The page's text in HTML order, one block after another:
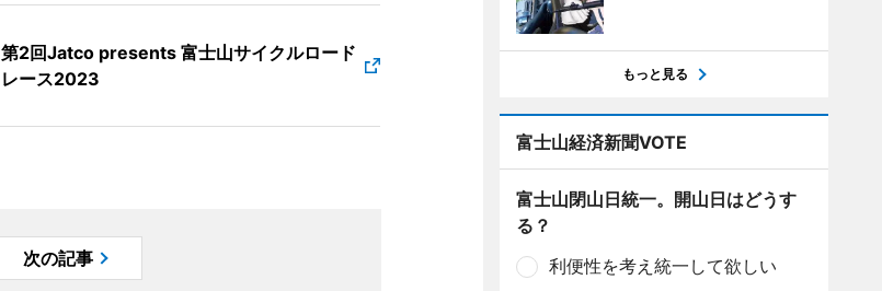
第2回Jatco presents 富士山サイクルロード
レース2023
次の記事
もっと見る
富士山経済新聞VOTE
富士山閉山日統一。開山日はどうす
る？
利便性を考え統一して欲しい